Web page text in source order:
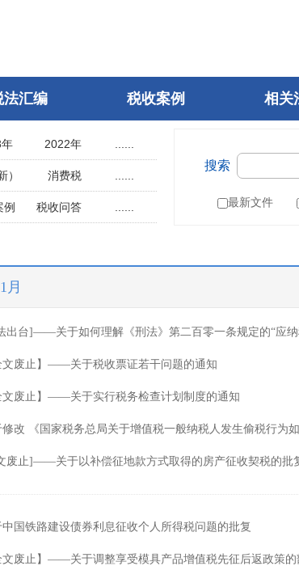
法汇编 税收案例 相关
2022年
2017年
2012年
年
2007年
1997年
年
1982年
）
消费税
土地使用税
税
车船税
涉税专业服务
政府会计准则
例
税收问答
然人电子税务局
搜索
最新文件
月
出台]——关于如何理解《刑法》第二百零一条规定的“应纳
文废止】——关于税收票证若干问题的通知
文废止】——关于实行税务检查计划制度的通知
修改 《国家税务总局关于增值税一般纳税人发生偷税行为
废止]——关于以补偿征地款方式取得的房产征收契税的批
中国铁路建设债券利息征收个人所得税问题的批复
文废止】——关于调整享受模具产品增值税先征后返政策